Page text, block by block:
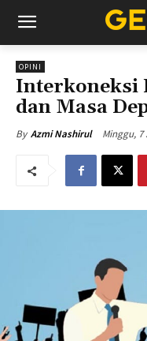
OPINI
Interkoneksi
dan Masa
By Azmi Nashirul Minggu, 7